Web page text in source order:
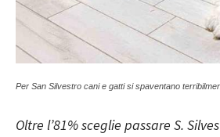
Per San Silvestro cani e gatti si spaventano
Oltre l’81% sceglie passare S.